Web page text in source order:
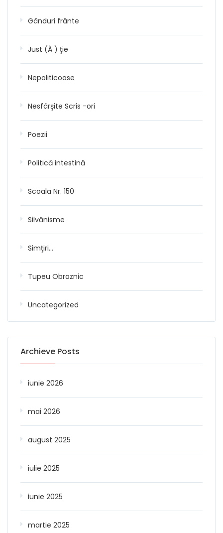
Gânduri frânte
Just (Ă ) ţie
Nepoliticoase
Nesfârşite Scris -ori
Poezii
Politică intestină
Scoala Nr. 150
Silvănisme
Simţiri…
Tupeu Obraznic
Uncategorized
Archieve Posts
iunie 2026
mai 2026
august 2025
iulie 2025
iunie 2025
martie 2025